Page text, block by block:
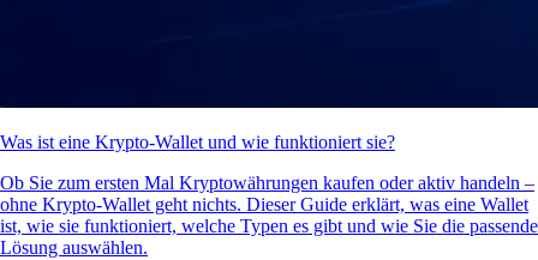
Was ist eine Krypto-Wallet und wie funktioniert sie?
Ob Sie zum ersten Mal Kryptowährungen kaufen oder aktiv handeln –
ohne Krypto-Wallet geht nichts. Dieser Guide erklärt, was eine Wallet
ist, wie sie funktioniert, welche Typen es gibt und wie Sie die passende
Lösung auswählen.